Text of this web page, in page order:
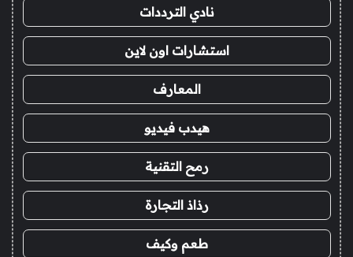
نادي الترددات
استشارات اون لاين
المعارف
هيدب فيديو
رمح التقنية
رذاذ التجارة
طعم وكيف